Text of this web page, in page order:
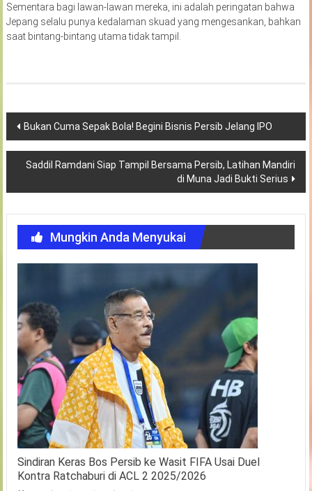
Sementara bagi lawan-lawan mereka, ini adalah peringatan bahwa
Jepang selalu punya kedalaman skuad yang mengesankan, bahkan
saat bintang-bintang utama tidak tampil.
Navigasi
pos
Bukan Cuma Sepak Bola! Begini Bisnis Persib Jelang IPO
Saddil Ramdani Siap Tampil Bersama Persib, Latihan Mandiri
di Muna Jadi Bukti Serius
Mungkin Anda Menyukai
Sindiran Keras Bos Persib ke Wasit FIFA Usai Duel
Kontra Ratchaburi di ACL 2 2025/2026